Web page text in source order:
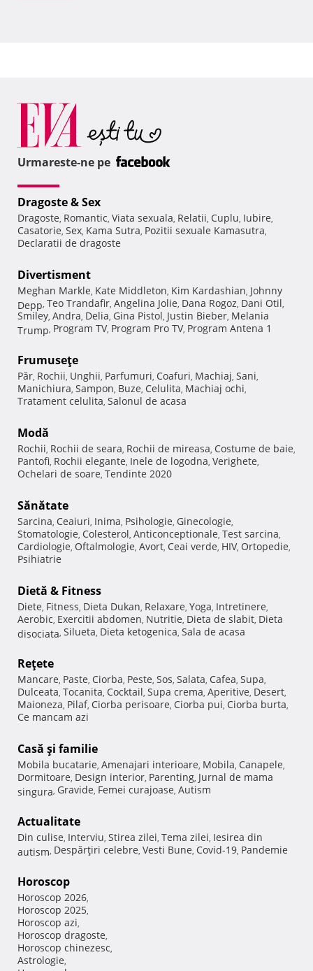
Urmareste-ne pe
Dragoste & Sex
Dragoste, Romantic, Viata sexuala, Relatii, Cuplu, Iubire,
Casatorie, Sex, Kama Sutra, Pozitii sexuale Kamasutra,
Declaratii de dragoste
Divertisment
Meghan Markle, Kate Middleton, Kim Kardashian, Johnny
Depp, Teo Trandafir, Angelina Jolie, Dana Rogoz, Dani Otil,
Smiley, Andra, Delia, Gina Pistol, Justin Bieber, Melania
Trump, Program TV, Program Pro TV, Program Antena 1
Frumuseţe
Păr, Rochii, Unghii, Parfumuri, Coafuri, Machiaj, Sani,
Manichiura, Sampon, Buze, Celulita, Machiaj ochi,
Tratament celulita, Salonul de acasa
Modă
Rochii, Rochii de seara, Rochii de mireasa, Costume de baie,
Pantofi, Rochii elegante, Inele de logodna, Verighete,
Ochelari de soare, Tendinte 2020
Sănătate
Sarcina, Ceaiuri, Inima, Psihologie, Ginecologie,
Stomatologie, Colesterol, Anticonceptionale, Test sarcina,
Cardiologie, Oftalmologie, Avort, Ceai verde, HIV, Ortopedie,
Psihiatrie
Dietă & Fitness
Diete, Fitness, Dieta Dukan, Relaxare, Yoga, Intretinere,
Aerobic, Exercitii abdomen, Nutritie, Dieta de slabit, Dieta
disociata, Silueta, Dieta ketogenica, Sala de acasa
Reţete
Mancare, Paste, Ciorba, Peste, Sos, Salata, Cafea, Supa,
Dulceata, Tocanita, Cocktail, Supa crema, Aperitive, Desert,
Maioneza, Pilaf, Ciorba perisoare, Ciorba pui, Ciorba burta,
Ce mancam azi
Casă şi familie
Mobila bucatarie, Amenajari interioare, Mobila, Canapele,
Dormitoare, Design interior, Parenting, Jurnal de mama
singura, Gravide, Femei curajoase, Autism
Actualitate
Din culise, Interviu, Stirea zilei, Tema zilei, Iesirea din
autism, Despărţiri celebre, Vesti Bune, Covid-19, Pandemie
Horoscop
Horoscop 2026,
Horoscop 2025,
Horoscop azi,
Horoscop dragoste,
Horoscop chinezesc,
Astrologie,